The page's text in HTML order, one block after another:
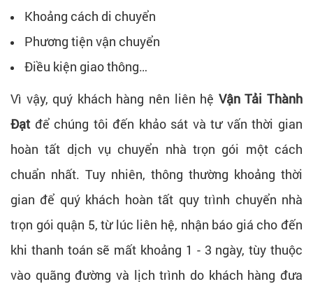
Khoảng cách di chuyển
Phương tiện vận chuyển
Điều kiện giao thông…
Vì vậy, quý khách hàng nên liên hệ Vận Tải Thành
Đạt để chúng tôi đến khảo sát và tư vấn thời gian
hoàn tất dịch vụ chuyển nhà trọn gói một cách
chuẩn nhất. Tuy nhiên, thông thường khoảng thời
gian để quý khách hoàn tất quy trình chuyển nhà
trọn gói quận 5, từ lúc liên hệ, nhận báo giá cho đến
khi thanh toán sẽ mất khoảng 1 - 3 ngày, tùy thuộc
vào quãng đường và lịch trình do khách hàng đưa